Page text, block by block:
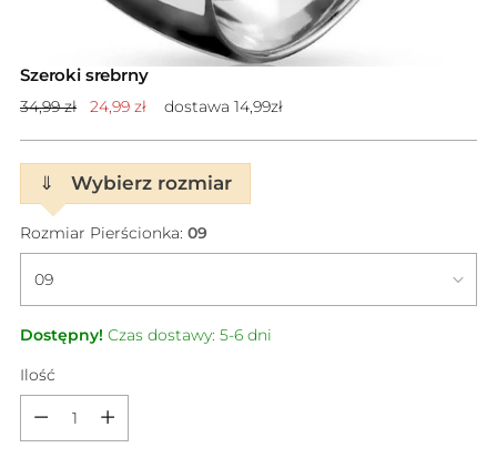
Szeroki srebrny
Cena
34,99 zł 24,99 zł dostawa 14,99zł
⇓ Wybierz rozmiar
Rozmiar Pierścionka: 09
Dostępny! Czas dostawy: 5-6 dni
Ilość